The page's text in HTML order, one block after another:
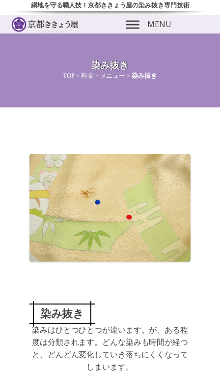
絹地を守る職人技！京都ききょう屋の染み抜き専門技術
MENU
染み抜き
TOP > 料金・メニュー > 染み抜き
染み抜き
染みはひとつひとつが違います。が、ある程
度は分類されます。どんな染みも時間が経つ
と、どんどん変化していき落ちにくくなって
しまいます。